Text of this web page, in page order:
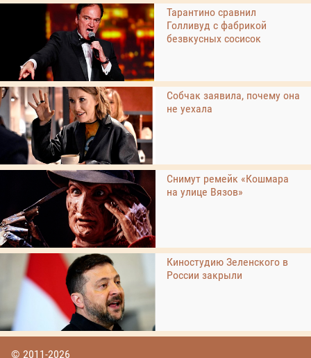
Тарантино сравнил
Голливуд с фабрикой
безвкусных сосисок
Собчак заявила, почему она
не уехала
Снимут ремейк «Кошмара
на улице Вязов»
Киностудию Зеленского в
России закрыли
© 2011-2026